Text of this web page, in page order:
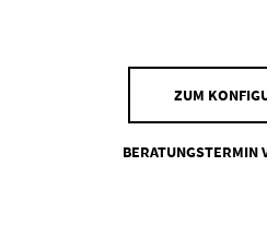
ZUM
BERATUNGSTERMIN